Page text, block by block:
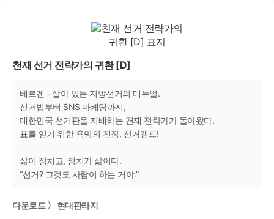
천재 선거 전략가의 귀환 [D]
베르겐 - 살아 있는 지방선거의 매뉴얼.
선거법부터 SNS 마케팅까지,
대한민국 선거판을 지배하는 천재 전략가가 돌아왔다.
표를 얻기 위한 욕망의 전장, 선거캠프!
삶이 정치고, 정치가 삶이다.
“선거? 그것도 사람이 하는 거야.”
다운로드 〉 현대판타지